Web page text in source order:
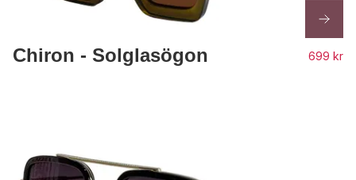
Chiron - Solglasögon 699 kr